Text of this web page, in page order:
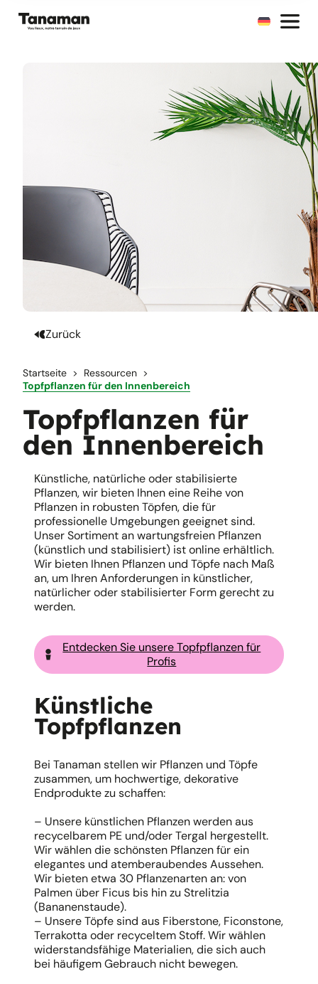
Zurück
Startseite
Ressourcen
Topfpflanzen für den Innenbereich
Topfpflanzen für
den Innenbereich
Künstliche, natürliche oder stabilisierte
Pflanzen, wir bieten Ihnen eine Reihe von
Pflanzen in robusten Töpfen, die für
professionelle Umgebungen geeignet sind.
Unser Sortiment an wartungsfreien Pflanzen
(künstlich und stabilisiert) ist online erhältlich.
Wir bieten Ihnen Pflanzen und Töpfe nach Maß
an, um Ihren Anforderungen in künstlicher,
natürlicher oder stabilisierter Form gerecht zu
werden.
Entdecken Sie unsere Topfpflanzen für
Profis
Künstliche
Topfpflanzen
Bei Tanaman stellen wir Pflanzen und Töpfe
zusammen, um hochwertige, dekorative
Endprodukte zu schaffen:
– Unsere künstlichen Pflanzen werden aus
recycelbarem PE und/oder Tergal hergestellt.
Wir wählen die schönsten Pflanzen für ein
elegantes und atemberaubendes Aussehen.
Wir bieten etwa 30 Pflanzenarten an: von
Palmen über Ficus bis hin zu Strelitzia
(Bananenstaude).
– Unsere Töpfe sind aus Fiberstone, Ficonstone,
Terrakotta oder recyceltem Stoff. Wir wählen
widerstandsfähige Materialien, die sich auch
bei häufigem Gebrauch nicht bewegen.